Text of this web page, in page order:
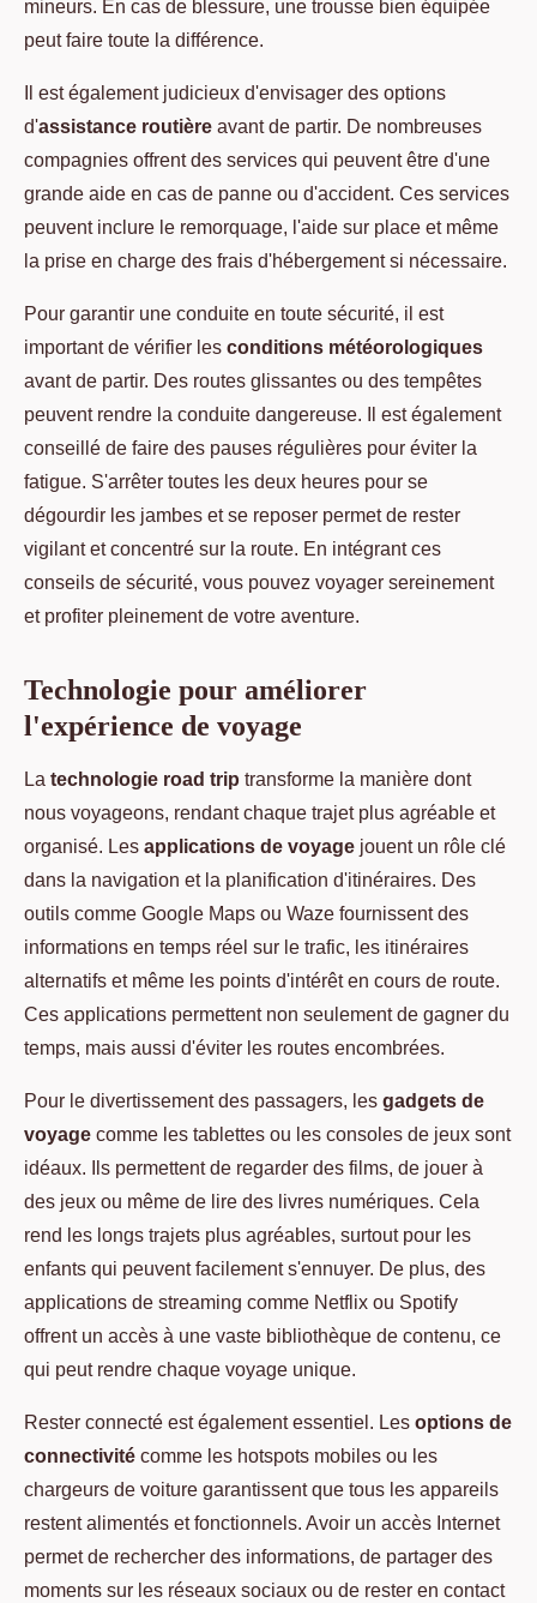
mineurs. En cas de blessure, une trousse bien équipée
peut faire toute la différence.
Il est également judicieux d'envisager des options
d'assistance routière avant de partir. De nombreuses
compagnies offrent des services qui peuvent être d'une
grande aide en cas de panne ou d'accident. Ces services
peuvent inclure le remorquage, l'aide sur place et même
la prise en charge des frais d'hébergement si nécessaire.
Pour garantir une conduite en toute sécurité, il est
important de vérifier les conditions météorologiques
avant de partir. Des routes glissantes ou des tempêtes
peuvent rendre la conduite dangereuse. Il est également
conseillé de faire des pauses régulières pour éviter la
fatigue. S'arrêter toutes les deux heures pour se
dégourdir les jambes et se reposer permet de rester
vigilant et concentré sur la route. En intégrant ces
conseils de sécurité, vous pouvez voyager sereinement
et profiter pleinement de votre aventure.
Technologie pour améliorer
l'expérience de voyage
La technologie road trip transforme la manière dont
nous voyageons, rendant chaque trajet plus agréable et
organisé. Les applications de voyage jouent un rôle clé
dans la navigation et la planification d'itinéraires. Des
outils comme Google Maps ou Waze fournissent des
informations en temps réel sur le trafic, les itinéraires
alternatifs et même les points d'intérêt en cours de route.
Ces applications permettent non seulement de gagner du
temps, mais aussi d'éviter les routes encombrées.
Pour le divertissement des passagers, les gadgets de
voyage comme les tablettes ou les consoles de jeux sont
idéaux. Ils permettent de regarder des films, de jouer à
des jeux ou même de lire des livres numériques. Cela
rend les longs trajets plus agréables, surtout pour les
enfants qui peuvent facilement s'ennuyer. De plus, des
applications de streaming comme Netflix ou Spotify
offrent un accès à une vaste bibliothèque de contenu, ce
qui peut rendre chaque voyage unique.
Rester connecté est également essentiel. Les options de
connectivité comme les hotspots mobiles ou les
chargeurs de voiture garantissent que tous les appareils
restent alimentés et fonctionnels. Avoir un accès Internet
permet de rechercher des informations, de partager des
moments sur les réseaux sociaux ou de rester en contact